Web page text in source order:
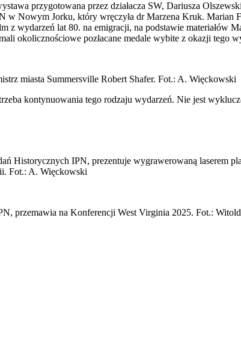
przygotowana przez działacza SW, Dariusza
Nowym Jorku, który wręczyła dr Marzena Kruk. Marian
z wydarzeń lat 80. na emigracji, na podstawie materiałów
okolicznościowe pozłacane medale wybite z okazji tego
miasta Summersville Robert Shafer. Fot.: A. Więckowski
kontynuowania tego rodzaju wydarzeń. Nie jest
Historycznych IPN, prezentuje wygrawerowaną laserem
Fot.: A. Więckowski
przemawia na Konferencji West Virginia 2025. Fot.: